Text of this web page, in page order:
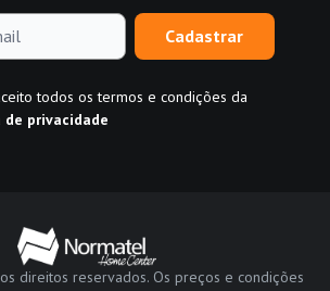
Cadastrar
todos os termos e condições da
de privacidade
direitos reservados. Os preços e condições